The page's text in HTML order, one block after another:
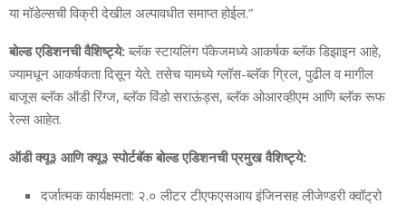
या मॉडेल्‍सची विक्री देखील अल्‍पावधीत समाप्‍त होईल.”
बोल्‍ड एडिशनची वैशिष्‍ट्ये: ब्‍लॅक स्‍टायलिंग पॅकेजमध्‍ये आकर्षक ब्‍लॅक डिझाइन आहे,
ज्‍यामधून आकर्षकता दिसून येते. तसेच यामध्‍ये ग्‍लॉस-ब्‍लॅक ग्रिल, पुढील व मागील
बाजूस ब्‍लॅक ऑडी रिंग्‍ज, ब्‍लॅक विंडो सराऊंड्स, ब्‍लॅक ओआरव्‍हीएम आणि ब्‍लॅक रूफ
रेल्‍स आहेत.
ऑडी क्‍यू३ आणि क्‍यू३ स्‍पोर्टबॅक बोल्‍ड एडिशनची प्रमुख वैशिष्‍ट्ये:
दर्जात्‍मक कार्यक्षमता: २.० लीटर टीएफएसआय इंजिनसह लीजेण्‍डरी क्‍वॉट्रो